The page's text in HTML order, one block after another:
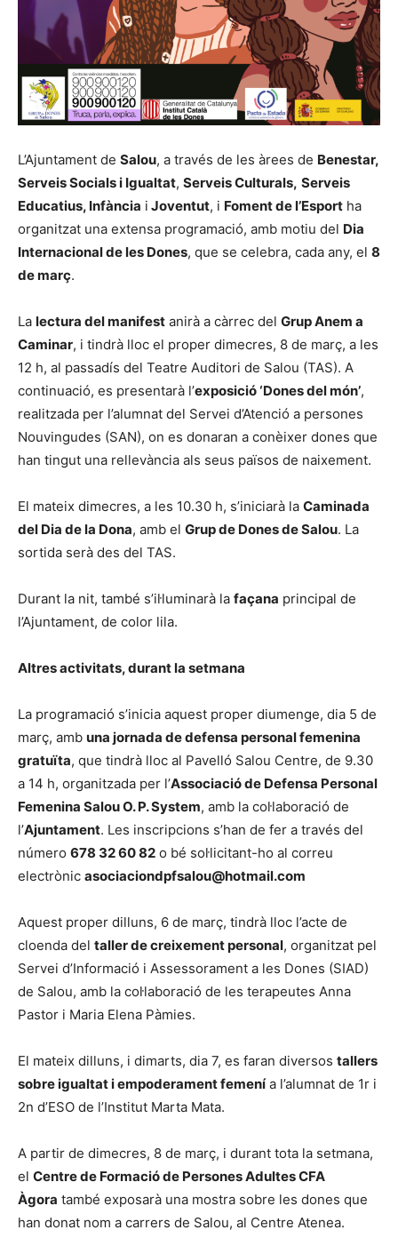
L’Ajuntament de Salou, a través de les àrees de Benestar,
Serveis Socials i Igualtat, Serveis Culturals, Serveis
Educatius, Infància i Joventut, i Foment de l’Esport ha
organitzat una extensa programació, amb motiu del Dia
Internacional de les Dones, que se celebra, cada any, el 8
de març.
La lectura del manifest anirà a càrrec del Grup Anem a
Caminar, i tindrà lloc el proper dimecres, 8 de març, a les
12 h, al passadís del Teatre Auditori de Salou (TAS). A
continuació, es presentarà l’exposició ‘Dones del món’,
realitzada per l’alumnat del Servei d’Atenció a persones
Nouvingudes (SAN), on es donaran a conèixer dones que
han tingut una rellevància als seus països de naixement.
El mateix dimecres, a les 10.30 h, s’iniciarà la Caminada
del Dia de la Dona, amb el Grup de Dones de Salou. La
sortida serà des del TAS.
Durant la nit, també s’il·luminarà la façana principal de
l’Ajuntament, de color lila.
Altres activitats, durant la setmana
La programació s’inicia aquest proper diumenge, dia 5 de
març, amb una jornada de defensa personal femenina
gratuïta, que tindrà lloc al Pavelló Salou Centre, de 9.30
a 14 h, organitzada per l’Associació de Defensa Personal
Femenina Salou O. P. System, amb la col·laboració de
l’Ajuntament. Les inscripcions s’han de fer a través del
número 678 32 60 82 o bé sol·licitant-ho al correu
electrònic asociaciondpfsalou@hotmail.com
Aquest proper dilluns, 6 de març, tindrà lloc l’acte de
cloenda del taller de creixement personal, organitzat pel
Servei d’Informació i Assessorament a les Dones (SIAD)
de Salou, amb la col·laboració de les terapeutes Anna
Pastor i Maria Elena Pàmies.
El mateix dilluns, i dimarts, dia 7, es faran diversos tallers
sobre igualtat i empoderament femenía l’alumnat de 1r i
2n d’ESO de l’Institut Marta Mata.
A partir de dimecres, 8 de març, i durant tota la setmana,
el Centre de Formació de Persones Adultes CFA
Àgora també exposarà una mostra sobre les dones que
han donat nom a carrers de Salou, al Centre Atenea.